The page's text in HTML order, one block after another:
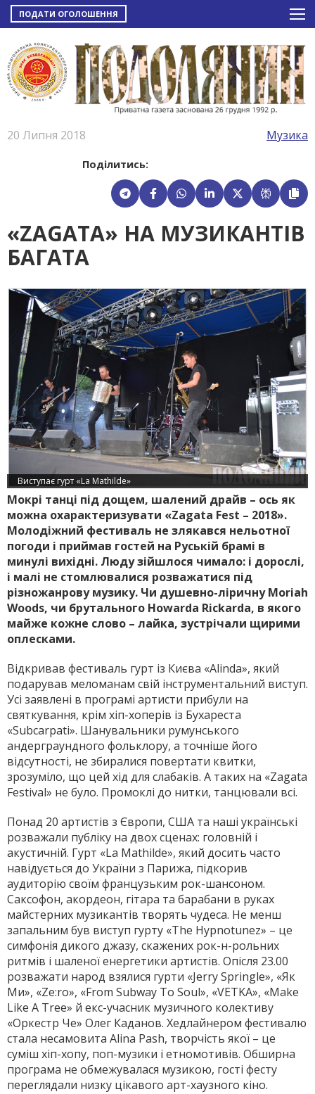
ПОДАТИ ОГОЛОШЕННЯ
20 Липня 2018 Музика
Поділитись:
«ZAGATA» НА МУЗИКАНТІВ
БАГАТА
Виступає гурт «La Mathilde»
Мокрі танці під дощем, шалений драйв – ось як
можна охарактеризувати «Zagata Fest – 2018».
Молодіжний фестиваль не злякався нельотної
погоди і приймав гостей на Руській брамі в
минулі вихідні. Люду зійшлося чимало: і дорослі,
і малі не стомлювалися розважатися під
різножанрову музику. Чи душевно-ліричну Moriah
Woods, чи брутального Howardа Rickardа, в якого
майже кожне слово – лайка, зустрічали щирими
оплесками.
Відкривав фестиваль гурт із Києва «Alinda», який
подарував меломанам свій інструментальний виступ.
Усі заявлені в програмі артисти прибули на
святкування, крім хіп-хоперів із Бухареста
«Subcarpati». Шанувальники румунського
андерграундного фольклору, а точніше його
відсутності, не збиралися повертати квитки,
зрозуміло, що цей хід для слабаків. А таких на «Zagata
Festival» не було. Промоклі до нитки, танцювали всі.
Понад 20 артистів з Європи, США та наші українські
розважали публіку на двох сценах: головній і
акустичній. Гурт «La Mathilde», який досить часто
навідується до України з Парижа, підкорив
аудиторію своїм французьким рок-шансоном.
Саксофон, акордеон, гітара та барабани в руках
майстерних музикантів творять чудеса. Не менш
запальним був виступ гурту «The Hypnotunez» – це
симфонія дикого джазу, скажених рок-н-рольних
ритмів і шаленої енергетики артистів. Опісля 23.00
розважати народ взялися гурти «Jerry Springle», «Як
Ми», «Ze:ro», «From Subway To Soul», «VETKA», «Make
Like A Tree» й екс-учасник музичного колективу
«Оркестр Че» Олег Каданов. Хедлайнером фестивалю
стала несамовита Alina Pash, творчість якої – це
суміш хіп-хопу, поп-музики і етномотивів. Обширна
програма не обмежувалася музикою, гості фесту
переглядали низку цікавого арт-хаузного кіно.